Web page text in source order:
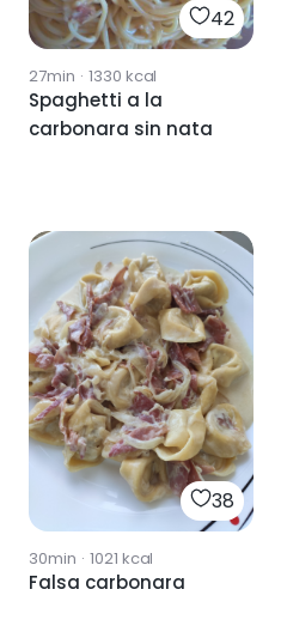
42
27min · 1330 kcal
Spaghetti a la
carbonara sin nata
38
30min · 1021 kcal
Falsa carbonara